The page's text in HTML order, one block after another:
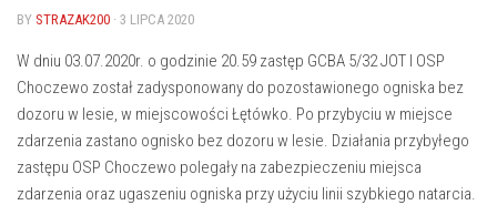
BY STRAZAK200 · 3 LIPCA 2020
W dniu 03.07.2020r. o godzinie 20.59 zastęp GCBA 5/32 JOT I OSP
Choczewo został zadysponowany do pozostawionego ogniska bez
dozoru w lesie, w miejscowości Łętówko. Po przybyciu w miejsce
zdarzenia zastano ognisko bez dozoru w lesie. Działania przybyłego
zastępu OSP Choczewo polegały na zabezpieczeniu miejsca
zdarzenia oraz ugaszeniu ogniska przy użyciu linii szybkiego natarcia.